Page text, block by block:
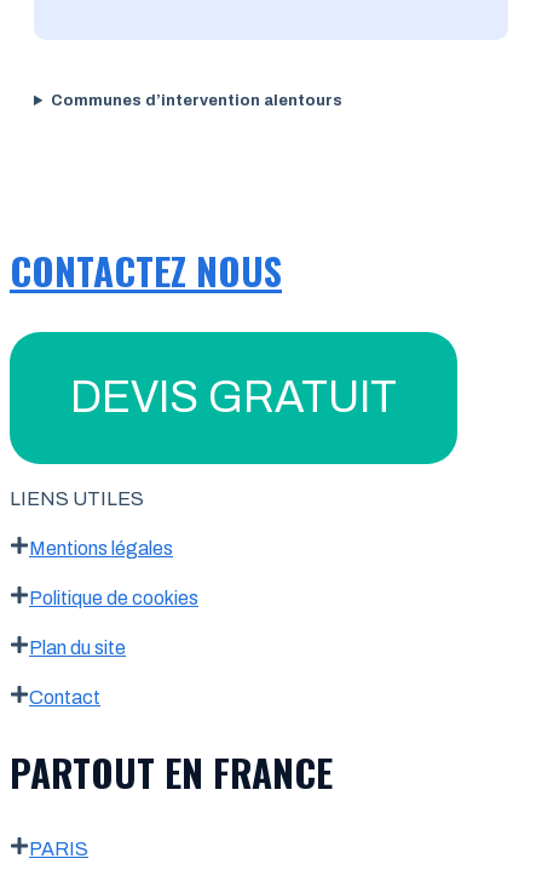
Communes d’intervention alentours
CONTACTEZ NOUS
DEVIS GRATUIT
LIENS UTILES
Mentions légales
Politique de cookies
Plan du site
Contact
PARTOUT EN FRANCE
PARIS